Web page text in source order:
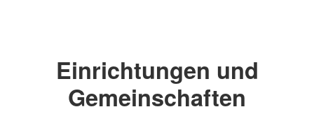
Einrichtungen und
Gemeinschaften